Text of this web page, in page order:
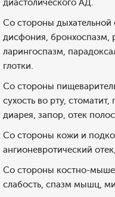
диастолического АД.
Со стороны дыхательной
дисфония, бронхоспазм,
ларингоспазм,
глотки.
Со стороны
сухость во рту,
диарея, запор, отек
Со стороны кожи и
ангионевротический
Со стороны костно-
слабость, спазм мышц,